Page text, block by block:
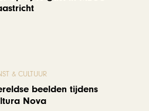
& CULTUUR
beelden tijdens
Nova